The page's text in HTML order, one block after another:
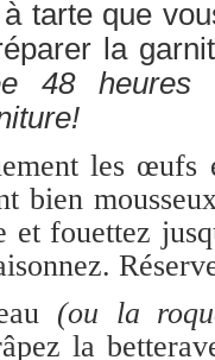
tarte que
la
48
les œufs
bien
et fouettez
(ou la
la